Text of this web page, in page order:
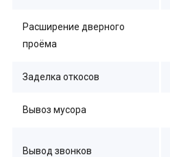
Расширение дверного
проёма
Заделка откосов
Вывоз мусора
Вывод звонков